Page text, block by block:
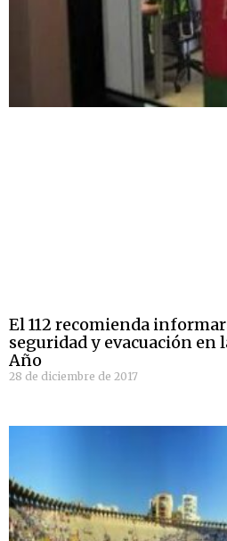
El 112 recomienda
seguridad y evacuación en
Año
28 de diciembre de 2017